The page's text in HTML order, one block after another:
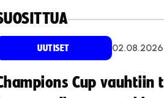
UUTISET 02.08.2026
Cup vauhtiin